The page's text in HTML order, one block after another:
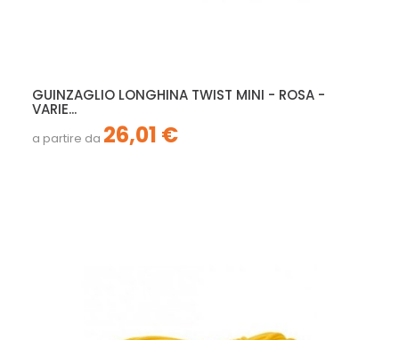
GUINZAGLIO LONGHINA TWIST MINI - ROSA -
VARIE...
a partire da 26,01 €